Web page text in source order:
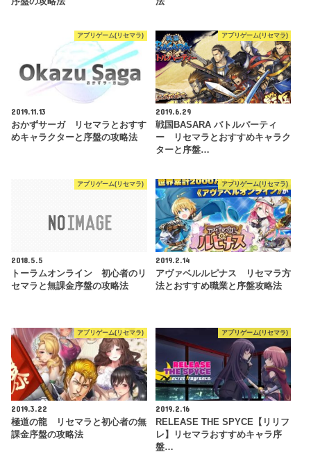
アプリゲーム(リセマラ)
2019.11.13
おかずサーガ リセマラとおすす
めキャラクターと序盤の攻略法
アプリゲーム(リセマラ)
2019.6.29
戦国BASARA バトルパーティ
ー リセマラとおすすめキャラク
ターと序盤…
アプリゲーム(リセマラ)
2018.5.5
トーラムオンライン 初心者のリ
セマラと無課金序盤の攻略法
アプリゲーム(リセマラ)
2019.2.14
アヴァベルルピナス リセマラ方
法とおすすめ職業と序盤攻略法
アプリゲーム(リセマラ)
2019.3.22
極道の龍 リセマラと初心者の無
課金序盤の攻略法
アプリゲーム(リセマラ)
2019.2.16
RELEASE THE SPYCE【リリフ
レ】リセマラおすすめキャラ序
盤…